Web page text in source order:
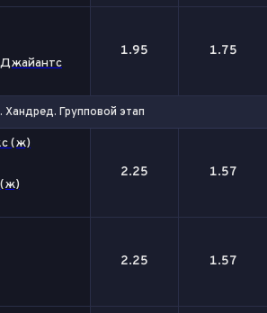
Джайантс
1.95 1.75
Групповой этап
(ж)
(ж)
2.25 1.57
2.25 1.57